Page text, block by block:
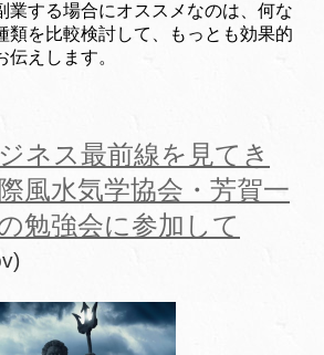
業する場合にオススメなのは、何な
類を比較検討して、もっとも効果的
えします。
ネス最前線を見てき
風水気学協会・芳賀一
勉強会に参加して